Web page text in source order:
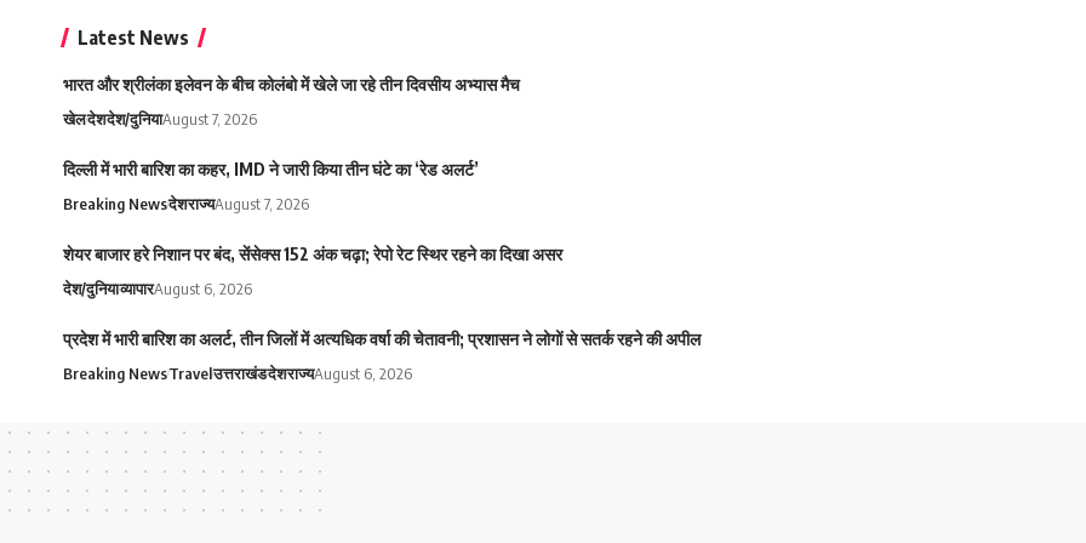
Latest News
भारत और श्रीलंका इलेवन के बीच कोलंबो में खेले जा रहे तीन दिवसीय अभ्यास मैच
खेलदेशदेश/दुनियाAugust 7, 2026
दिल्ली में भारी बारिश का कहर, IMD ने जारी किया तीन घंटे का ‘रेड अलर्ट’
Breaking Newsदेशराज्यAugust 7, 2026
शेयर बाजार हरे निशान पर बंद, सेंसेक्स 152 अंक चढ़ा; रेपो रेट स्थिर रहने का दिखा असर
देश/दुनियाव्यापारAugust 6, 2026
प्रदेश में भारी बारिश का अलर्ट, तीन जिलों में अत्यधिक वर्षा की चेतावनी; प्रशासन ने लोगों से सतर्क रहने की अपील
Breaking NewsTravelउत्तराखंडदेशराज्यAugust 6, 2026